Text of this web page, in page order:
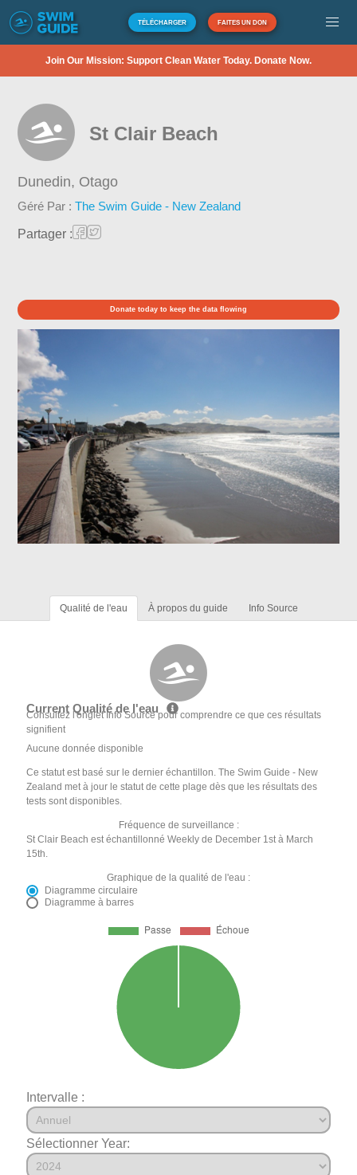
TÉLÉCHARGER FAITES UN DON
Join Our Mission: Support Clean Water Today. Donate Now.
St Clair Beach
Dunedin, Otago
Géré Par :The Swim Guide - New Zealand
Partager :
Donate today to keep the data flowing
Qualité de l'eau À propos du guide Info Source
Current Qualité de l'eau
Consultez l'onglet Info Source pour comprendre ce que ces résultats
signifient
Aucune donnée disponible
Ce statut est basé sur le dernier échantillon. The Swim Guide - New
Zealand met à jour le statut de cette plage dès que les résultats des
tests sont disponibles.
Fréquence de surveillance :
St Clair Beach est échantillonné Weekly de December 1st à March
15th.
Graphique de la qualité de l'eau :
Diagramme circulaire
Diagramme à barres
Intervalle :
Sélectionner Year: